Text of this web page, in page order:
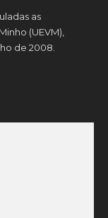
as
(UEVM),
de 2008.